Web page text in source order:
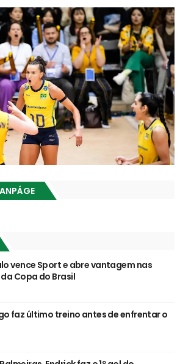
vence Sport e abre vantagem nas
Copa do Brasil
faz último treino antes de enfrentar o